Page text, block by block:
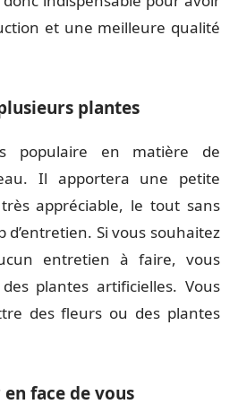
et une meilleure qualité
plantes
populaire en matière de
Il apportera une petite
appréciable, le tout sans
Si vous souhaitez
entretien à faire, vous
plantes artificielles. Vous
des fleurs ou des plantes
face de vous